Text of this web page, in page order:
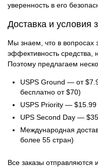
уверенность в его
Доставка и условия
Мы знаем, что в вопросах
эффективность средства,
Поэтому предлагаем
USPS Ground — от
бесплатно от $70)
USPS Priority — $15.99
UPS Second Day —
Международная
более 55 стран)
Все заказы отправляются